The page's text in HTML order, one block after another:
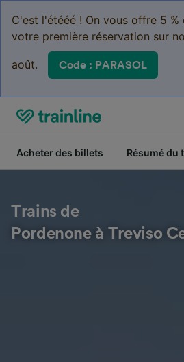
C'est l'étééé ! On vous offre 5
votre première réservation sur
août. Code : PARASOL
Acheter des billets Résumé du
Trains de
Pordenone à Treviso